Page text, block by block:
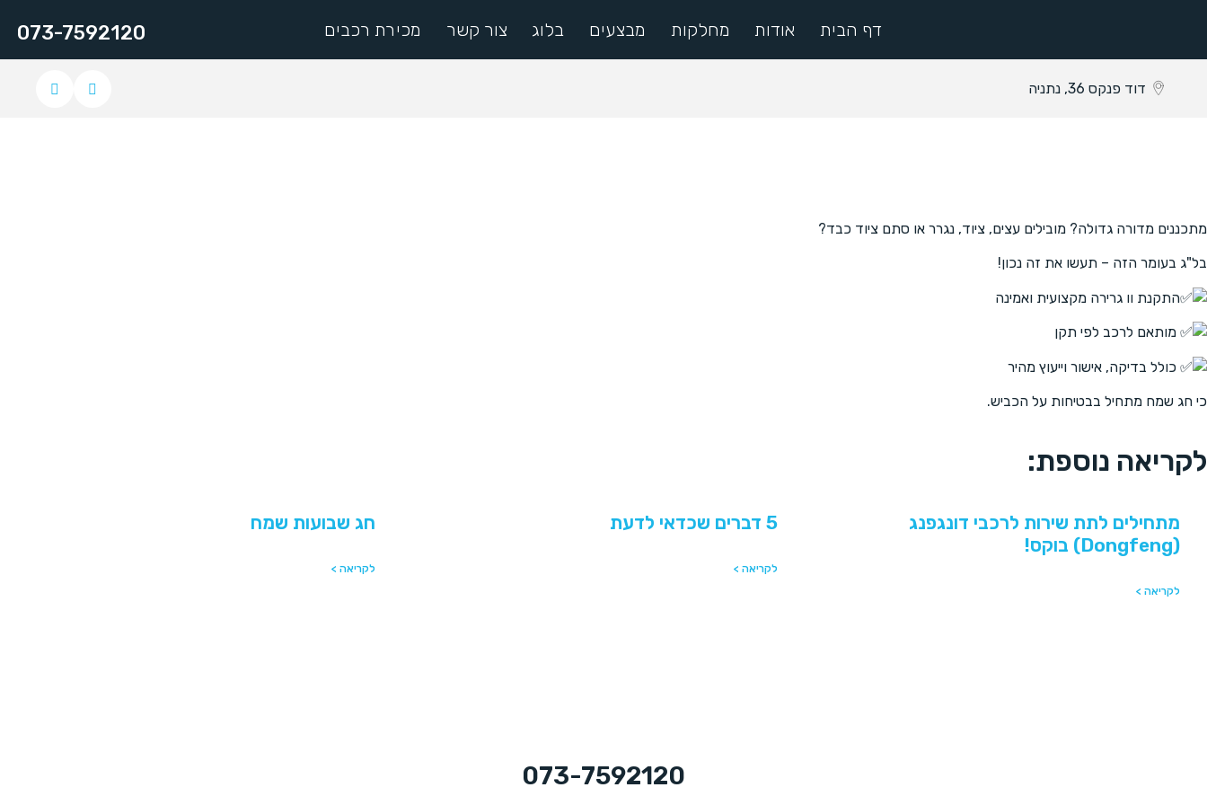
דף הבית אודות מחלקות מבצעים בלוג צור קשר מכירת רכבים 073-7592120
דוד פנקס 36, נתניה
מתכננים מדורה גדולה? מובילים עצים, ציוד, נגרר או סתם ציוד כבד?
בל"ג בעומר הזה – תעשו את זה נכון!
התקנת וו גרירה מקצועית ואמינה
מותאם לרכב לפי תקן
כולל בדיקה, אישור וייעוץ מהיר
כי חג שמח מתחיל בבטיחות על הכביש.
לקריאה נוספת:
מתחילים לתת שירות לרכבי דונגפנג
(Dongfeng) בוקס!
לקריאה >
5 דברים שכדאי לדעת
לקריאה >
חג שבועות שמח
לקריאה >
073-7592120